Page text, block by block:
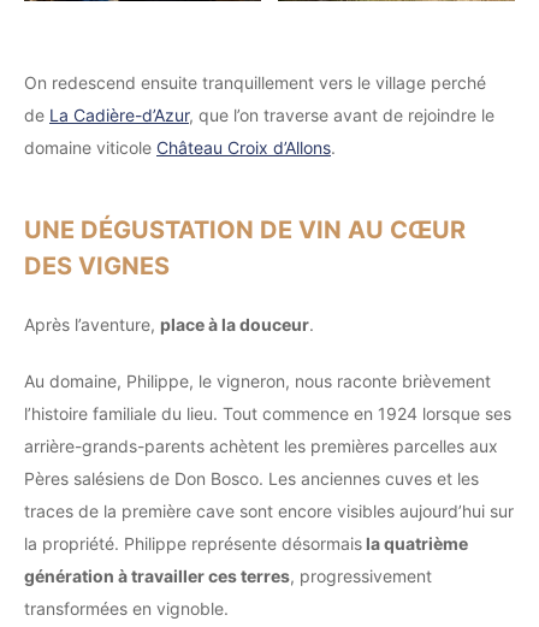
On redescend ensuite tranquillement vers le village perché
de La Cadière-d’Azur, que l’on traverse avant de rejoindre le
domaine viticole Château Croix d’Allons.
UNE DÉGUSTATION DE VIN AU CŒUR
DES VIGNES
Après l’aventure, place à la douceur.
Au domaine, Philippe, le vigneron, nous raconte brièvement
l’histoire familiale du lieu. Tout commence en 1924 lorsque ses
arrière-grands-parents achètent les premières parcelles aux
Pères salésiens de Don Bosco. Les anciennes cuves et les
traces de la première cave sont encore visibles aujourd’hui sur
la propriété. Philippe représente désormaisla quatrième
génération à travailler ces terres, progressivement
transformées en vignoble.